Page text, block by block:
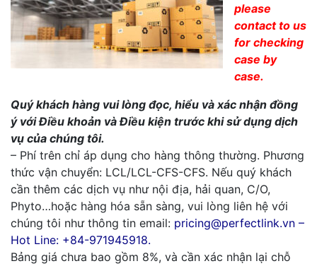
please
contact to us
for checking
case by
case.
Quý khách hàng vui lòng đọc, hiểu và xác nhận đồng
ý với Điều khoản và Điều kiện trước khi sử dụng dịch
vụ của chúng tôi.
– Phí trên chỉ áp dụng cho hàng thông thường. Phương
thức vận chuyển: LCL/LCL-CFS-CFS. Nếu quý khách
cần thêm các dịch vụ như nội địa, hải quan, C/O,
Phyto…hoặc hàng hóa sẵn sàng, vui lòng liên hệ với
chúng tôi như thông tin email: pricing@perfectlink.vn –
Hot Line: +84-971945918.
Bảng giá chưa bao gồm 8%, và cần xác nhận lại chỗ